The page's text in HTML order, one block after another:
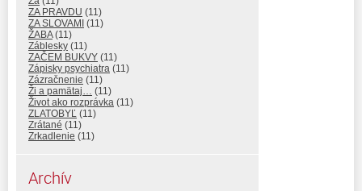
ZA PRAVDU (11)
ZA SLOVAMI (11)
ŽABA(11)
Záblesky (11)
ZAČEM BUKVY (11)
Zápisky psychiatra (11)
Zázračnenie (11)
Ži a pamätaj…
(11)
Život ako rozprávka (11)
ZLATOBYĽ (11)
Zrátané (11)
Zrkadlenie (11)
Archív